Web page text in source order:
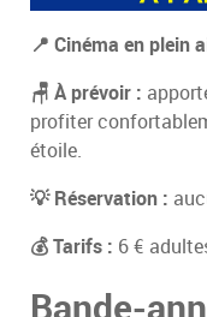
📍 Cinéma en plein
🪑 À prévoir :
profiter
étoile.
💡 Réservation :
💰 Tarifs : 6 €
Bande-